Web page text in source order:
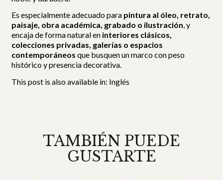
Es especialmente adecuado para pintura al óleo, retrato,
paisaje, obra académica, grabado o ilustración, y
encaja de forma natural en interiores clásicos,
colecciones privadas, galerías o espacios
contemporáneos que busquen un marco con peso
histórico y presencia decorativa.
This post is also available in: Inglés
TAMBIÉN PUEDE
GUSTARTE